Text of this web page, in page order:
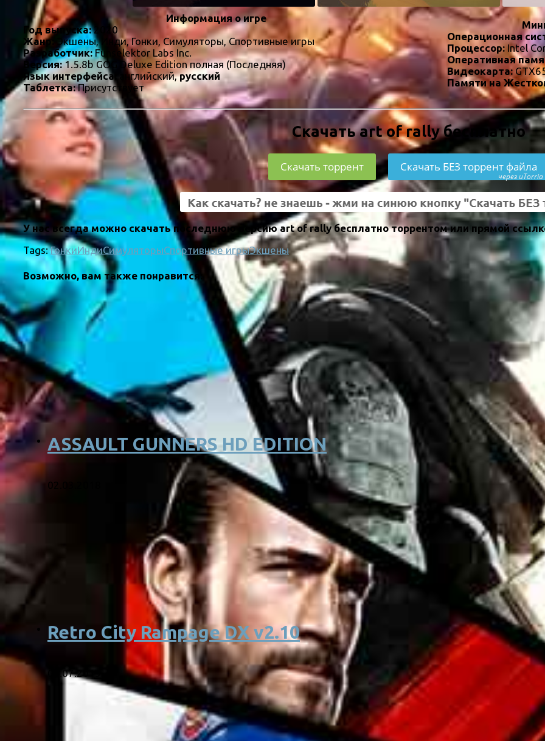
Информация о игре
Год выпуска:2020
Жанр:
Экшены, Инди, Гонки, Симуляторы, Спортивные игры
Разработчик:Funselektor Labs Inc.
Версия:1.5.8b GOG Deluxe Edition полная (Последняя)
Язык интерфейса:
английский,русский
Таблетка:Присутствует
Операционная
Процессор:Intel
Оперативная
Видеокарта:
Памяти на
Скачать art of rally бесплатно
Скачать торрент Скачать БЕЗ торрент файла
через uTorria
У нас всегда можно скачать последнюю версию art of rally бесплатно торрентом или прямой
Tags: ГонкиИндиСимуляторыСпортивные игрыЭкшены
Возможно, вам также понравится:
ASSAULT GUNNERS HD EDITION
02.03.2018
Retro City Rampage DX v2.10
01.07.2019